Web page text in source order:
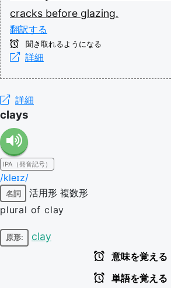
cracks before glazing.
翻訳する
聞き取れるようになる
詳細
詳細
clays
IPA（発音記号）
/kleɪz/
名詞 活用形 複数形
plural of clay
原形: clay
意味を覚える
単語を覚える